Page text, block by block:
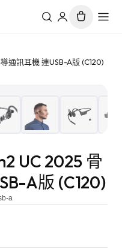
通訊耳機 連USB-A版 (C120)
UC 2025 骨
A版 (C120)
a